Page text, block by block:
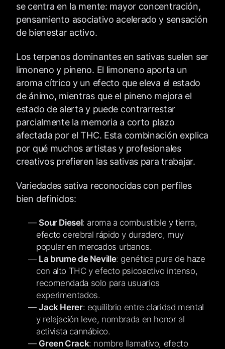
se centra en la mente: mayor concentración,
pensamiento asociativo acelerado y sensación
de bienestar activo.
Los terpenos dominantes en sativas suelen ser
limoneno y pineno. El limoneno aporta un
aroma cítrico y un efecto que eleva el estado
de ánimo, mientras que el pineno mejora el
estado de alerta y puede contrarrestar
parcialmente la memoria a corto plazo
afectada por el THC. Esta combinación explica
por qué muchos artistas y profesionales
creativos prefieren las sativas para trabajar.
Variedades sativa reconocidas con perfiles
bien definidos:
Sour Diesel: aroma a combustible y tierra,
efecto cerebral rápido y duradero, muy
popular en mercados urbanos.
La brume de Neville: genética pura de haze
con alto THC y efecto psicoactivo intenso,
recomendada solo para usuarios
experimentados.
Jack Herer: equilibrio entre claridad mental
y relajación leve, nombrada en honor al
activista cannábico.
Green Crack: nombre llamativo, efecto